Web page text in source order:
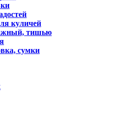
куличей
тишью
сумки